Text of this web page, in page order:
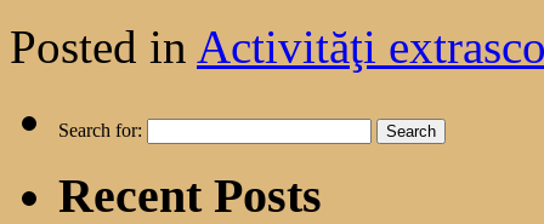
Posted in Activităţi
Search for:
Recent Posts